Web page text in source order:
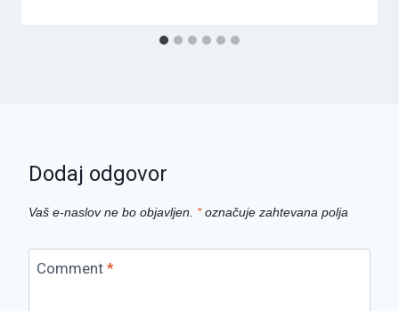
Dodaj odgovor
Vaš e-naslov ne bo objavljen. *označuje zahtevana polja
Comment *